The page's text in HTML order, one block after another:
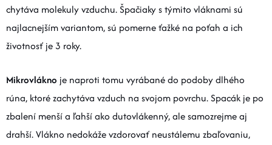
chytáva molekuly vzduchu. Špačiaky s týmito vláknami sú
najlacnejším variantom, sú pomerne ťažké na poťah a ich
životnosť je 3 roky.
Mikrovlákno je naproti tomu vyrábané do podoby dlhého
rúna, ktoré zachytáva vzduch na svojom povrchu. Spacák je po
zbalení menší a ľahší ako dutovlákenný, ale samozrejme aj
drahší. Vlákno nedokáže vzdorovať neustálemu zbaľovaniu,